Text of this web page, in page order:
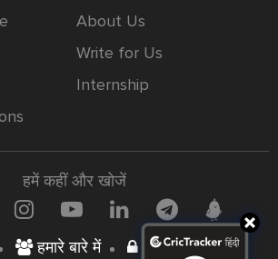
About Us
Write for Us
Internship
हमें कहीं और खोजें
हमारे बारे में निजता नीति